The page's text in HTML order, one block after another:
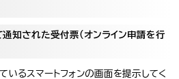
知された受付票（オンライン申請を行
いるスマートフォンの画面を提示してく